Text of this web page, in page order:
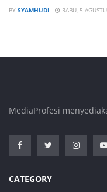
BY SYAMHUDI RABU, 5
MediaProfesi
CATEGORY